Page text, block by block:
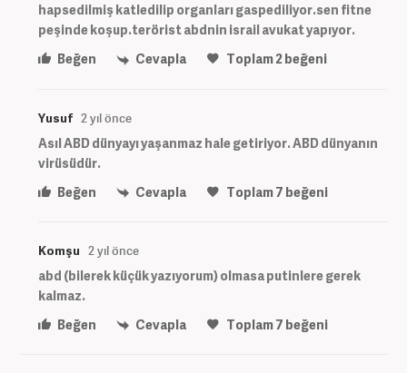
hapsedilmiş katledilip organları gaspediliyor.sen fitne
peşinde koşup.terörist abdnin israil avukat yapıyor.
Beğen
Cevapla Toplam2beğeni
Yusuf 2 yıl önce
Asıl ABD dünyayı yaşanmaz hale getiriyor. ABD dünyanın
virüsüdür.
Beğen
Cevapla Toplam7 beğeni
Komşu 2 yıl önce
abd (bilerek küçük yazıyorum) olmasa putinlere gerek
kalmaz.
Beğen
Cevapla Toplam7 beğeni